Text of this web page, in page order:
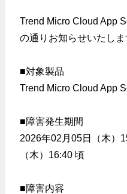
Trend Micro Cloud App
の通りお知らせいたしま
■対象製品
Trend Micro Cloud App
■障害発生期間
2026年02月05日（木）
（木）16:40 頃
■障害内容